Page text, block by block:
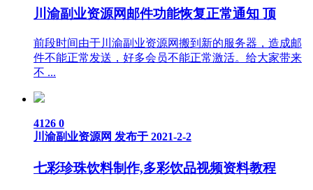
川渝副业资源网邮件功能恢复正常通知 顶
前段时间由于川渝副业资源网搬到新的服务器，造成邮
件不能正常发送，好多会员不能正常激活。给大家带来
不 ...
4126 0
川渝副业资源网 发布于 2021-2-2
七彩珍珠饮料制作,多彩饮品视频资料教程